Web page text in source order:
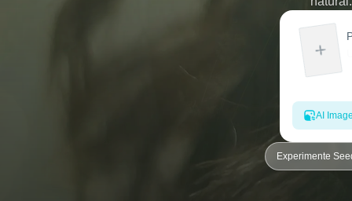
AI Image
Experimente